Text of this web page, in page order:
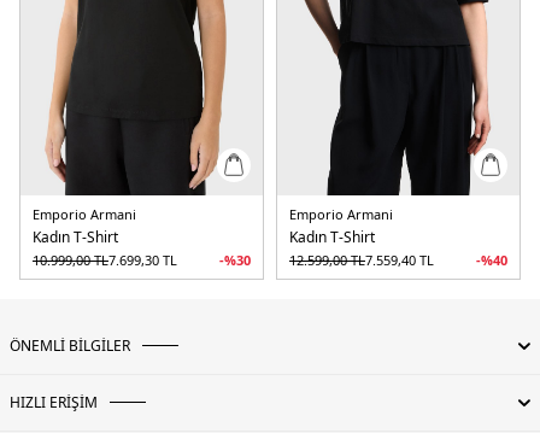
Emporio Armani
Kadın T-Shirt
10.999,00TL7.699,30 TL -%30
Emporio Armani
Kadın T-Shirt
12.599,00TL7.559,40 TL -%40
ÖNEMLİ BİLGİLER
HIZLI ERİŞİM